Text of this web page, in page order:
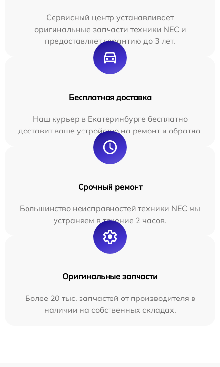
Сервисный центр устанавливает
оригинальные запчасти техники NEC и
предоставляет гарантию до 3 лет.
Бесплатная доставка
Наш курьер в Екатеринбурге бесплатно
доставит ваше устройство на ремонт и обратно.
Срочный ремонт
Большинство неисправностей техники NEC мы
устраняем в течение 2 часов.
Оригинальные запчасти
Более 20 тыс. запчастей от производителя в
наличии на собственных складах.